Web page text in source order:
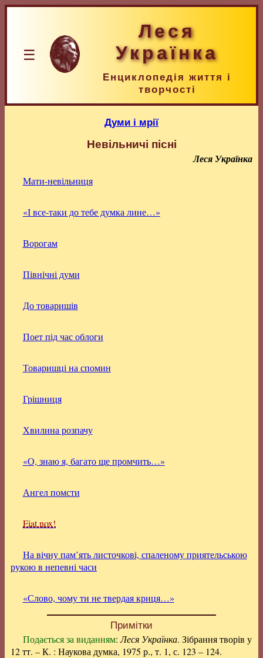
☰
Леся
Українка
Енциклопедія життя і
творчості
Думи і мрії
Невільничі пісні
Леся Українка
Мати-невільниця
«І все-таки до тебе думка лине…»
Ворогам
Північні думи
До товаришів
Поет під час облоги
Товаришці на спомин
Грішниця
Хвилина розпачу
«О, знаю я, багато ще промчить…»
Ангел помсти
Fiat nox!
На вічну пам’ять листочкові, спаленому приятельською
рукою в непевні часи
«Слово, чому ти не твердая криця…»
Примітки
Подається за виданням:Леся Українка. Зібрання творів у
12 тт. – К. : Наукова думка, 1975 р., т. 1, с. 123 – 124.